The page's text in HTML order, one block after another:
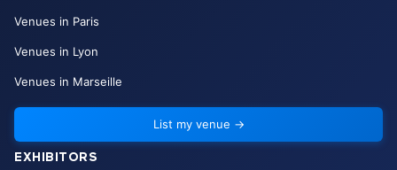
Venues in Paris
Venues in Lyon
Venues in Marseille
List my venue →
EXHIBITORS